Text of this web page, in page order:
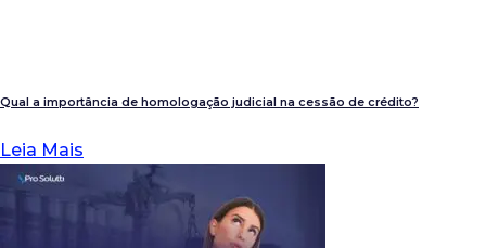
Qual a importância de homologação judicial na cessão de crédito?
Leia Mais